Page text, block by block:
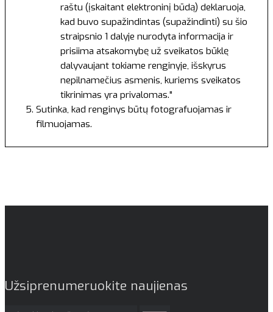
raštu (įskaitant elektroninį būdą) deklaruoja,
kad buvo supažindintas (supažindinti) su šio
straipsnio 1 dalyje nurodyta informacija ir
prisiima atsakomybę už sveikatos būklę
dalyvaujant tokiame renginyje, išskyrus
nepilnamečius asmenis, kuriems sveikatos
tikrinimas yra privalomas."
Sutinka, kad renginys būtų fotografuojamas ir
filmuojamas.
Užsiprenumeruokite naujienas